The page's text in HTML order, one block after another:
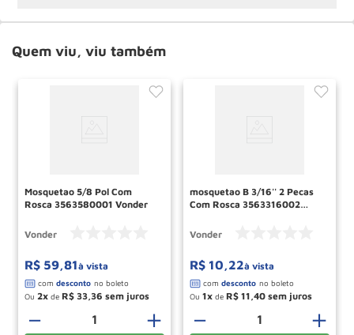
Quem viu, viu também
Mosquetao 5/8 Pol Com
Rosca 3563580001 Vonder
Vonder
R$ 59 81à vista
Ou 2 de R$ 33 36
＋
－
mosquetao B 3/16'' 2 Pecas
Com Rosca 3563316002
Vonder
R$ 10 22à vista
Ou 1 de R$ 11 40
＋
－